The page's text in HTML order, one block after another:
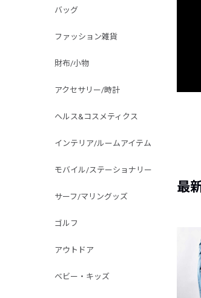
バッグ
ファッション雑貨
財布/小物
アクセサリー/時計
ヘルス&コスメティクス
インテリア/ルームアイテム
モバイル/ステーショナリー
サーフ/マリングッズ
ゴルフ
アウトドア
ベビー・キッズ
別注限定 フード付き チェックシャツジャケット
最